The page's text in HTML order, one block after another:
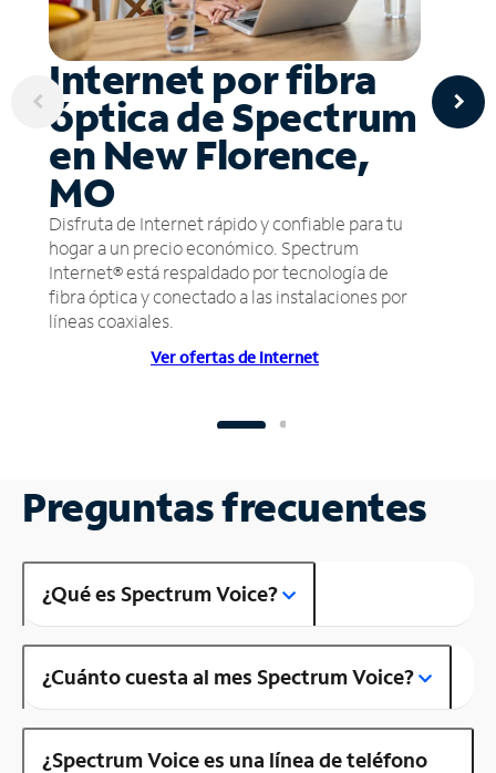
Internet por fibra
óptica de Spectrum
en New Florence,
MO
Disfruta de Internet rápido y confiable para tu
hogar a un precio económico. Spectrum
Internet® está respaldado por tecnología de
fibra óptica y conectado a las instalaciones por
líneas coaxiales.
Ver ofertas de Internet
Preguntas frecuentes
¿Qué es Spectrum Voice?
¿Cuánto cuesta al mes Spectrum Voice?
¿Spectrum Voice es una línea de teléfono